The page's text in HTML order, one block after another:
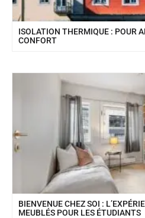
ISOLATION THERMIQUE : POUR
CONFORT
BIENVENUE CHEZ SOI :
MEUBLÉS POUR LES ÉTUDIANTS